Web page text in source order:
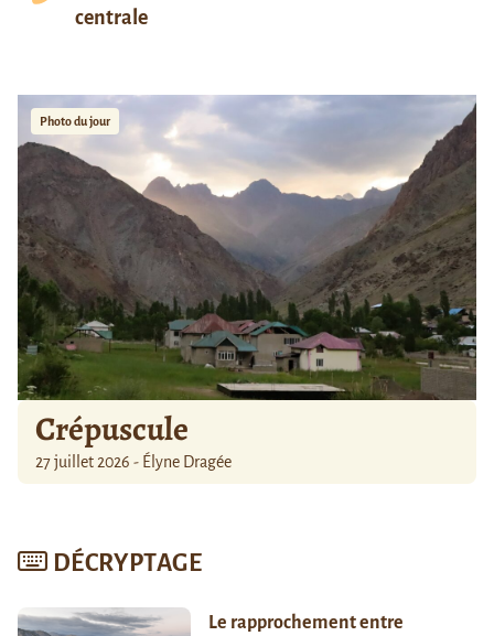
centrale
Photo du jour
Crépuscule
27 juillet 2026 - Élyne Dragée
DÉCRYPTAGE
Le rapprochement entre